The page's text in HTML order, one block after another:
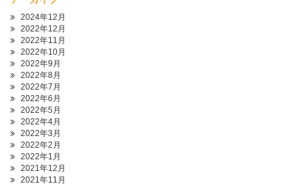
2024年12月
2022年12月
2022年11月
2022年10月
2022年9月
2022年8月
2022年7月
2022年6月
2022年5月
2022年4月
2022年3月
2022年2月
2022年1月
2021年12月
2021年11月